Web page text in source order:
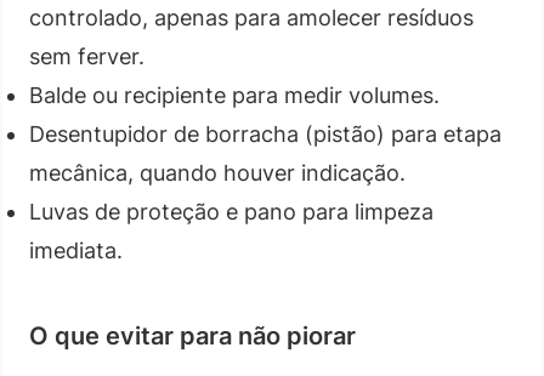
controlado, apenas para amolecer resíduos
sem ferver.
Balde ou recipiente para medir volumes.
Desentupidor de borracha (pistão) para etapa
mecânica, quando houver indicação.
Luvas de proteção e pano para limpeza
imediata.
O que evitar para não piorar